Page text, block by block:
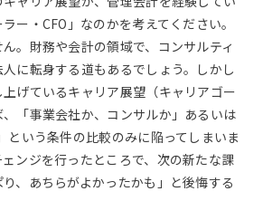
ー・CFO」なのかを考えてください。
。財務や会計の領域で、コンサルティ
に転身する道もあるでしょう。しかし
げているキャリア展望（キャリアゴー
「事業会社か、コンサルか」あるいは
という条件の比較のみに陥ってしまいま
ンジを行ったところで、次の新たな課
、あちらがよかったかも」と後悔する